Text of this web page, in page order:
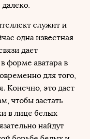
служит и
одна известная
дает
форме аватара в
для того,
Конечно, это дает
чтобы застать
в лице белых
найдут